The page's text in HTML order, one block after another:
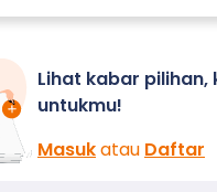
Lihat kabar pilihan,
untukmu!
Masukatau Daftar